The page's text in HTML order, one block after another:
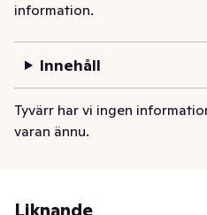
lång eftersmak med
information.
Innehåll
Tyvärr har vi ingen
varan ännu.